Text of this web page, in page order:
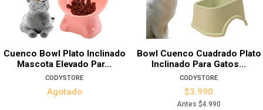
Cuenco Bowl Plato Inclinado
Mascota Elevado Par...
CODYSTORE
Agotado
Bowl Cuenco Cuadrado Plato
Inclinado Para Gatos...
CODYSTORE
$3.990
Antes $4.990